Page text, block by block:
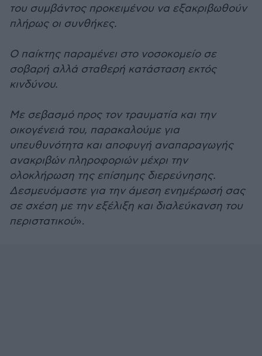
του συμβάντος προκειμένου να εξακριβωθούν
πλήρως οι συνθήκες.
Ο παίκτης παραμένει στο νοσοκομείο σε
σοβαρή αλλά σταθερή κατάσταση εκτός
κινδύνου.
Με σεβασμό προς τον τραυματία και την
οικογένειά του, παρακαλούμε για
υπευθυνότητα και αποφυγή αναπαραγωγής
ανακριβών πληροφοριών μέχρι την
ολοκλήρωση της επίσημης διερεύνησης.
Δεσμευόμαστε για την άμεση ενημέρωσή σας
σε σχέση με την εξέλιξη και διαλεύκανση του
περιστατικού».